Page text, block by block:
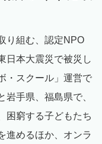
り組む、認定NPO
日本大震災で被災し
・スクール」運営で
岩手県、福島県で、
困窮する子どもたち
進めるほか、オンラ